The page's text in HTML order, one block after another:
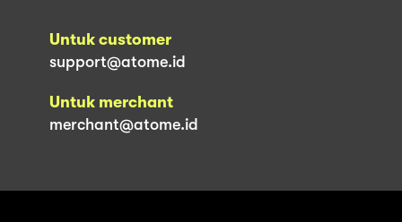
Untuk customer
support@atome.id
Untuk merchant
merchant@atome.id